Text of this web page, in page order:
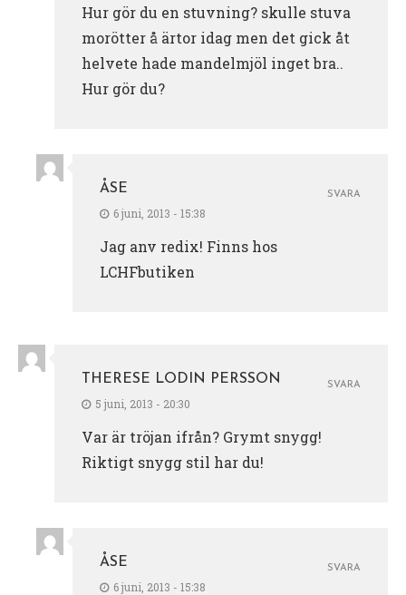
Hur gör du en stuvning? skulle stuva
morötter å ärtor idag men det gick åt
helvete hade mandelmjöl inget bra..
Hur gör du?
ÅSE
6 juni, 2013 - 15:38
Jag anv redix! Finns hos
LCHFbutiken
SVARA
THERESE LODIN PERSSON
5 juni, 2013 - 20:30
Var är tröjan ifrån? Grymt snygg!
Riktigt snygg stil har du!
SVARA
ÅSE
6 juni, 2013 - 15:38
SVARA